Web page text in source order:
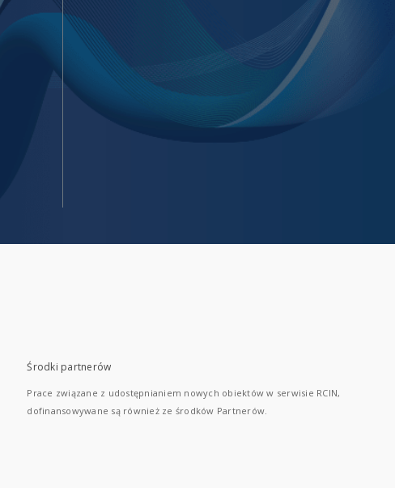
Środki partnerów
Prace związane z udostępnianiem nowych obiektów w serwisie RCIN,
dofinansowywane są również ze środków Partnerów.